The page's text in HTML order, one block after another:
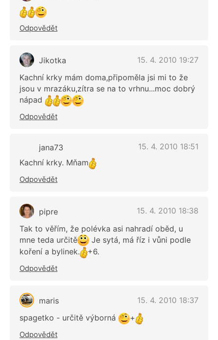
Odpovědět
Jikotka
15. 4. 2010 19:27
Kachní krky mám doma,připoměla jsi mi to že
jsou v mrazáku,zítra se na to vrhnu...moc dobrý
nápad
Odpovědět
jana73
15. 4. 2010 18:51
Kachní krky. Mňam
Odpovědět
pipre
15. 4. 2010 18:38
Tak to věřím, že polévka asi nahradí oběd, u
mne teda určitě
Je sytá, má říz i vůni podle
koření a bylinek.
+6.
Odpovědět
maris
15. 4. 2010 18:37
spagetko - určitě výborná
+
Odpovědět